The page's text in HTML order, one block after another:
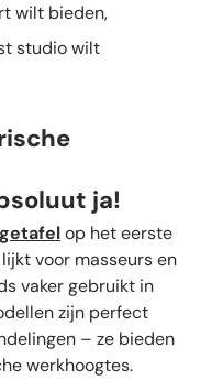
wilt bieden,
studio wilt
ja!
op het eerste
voor masseurs en
vaker gebruikt in
zijn perfect
– ze bieden
werkhoogtes.